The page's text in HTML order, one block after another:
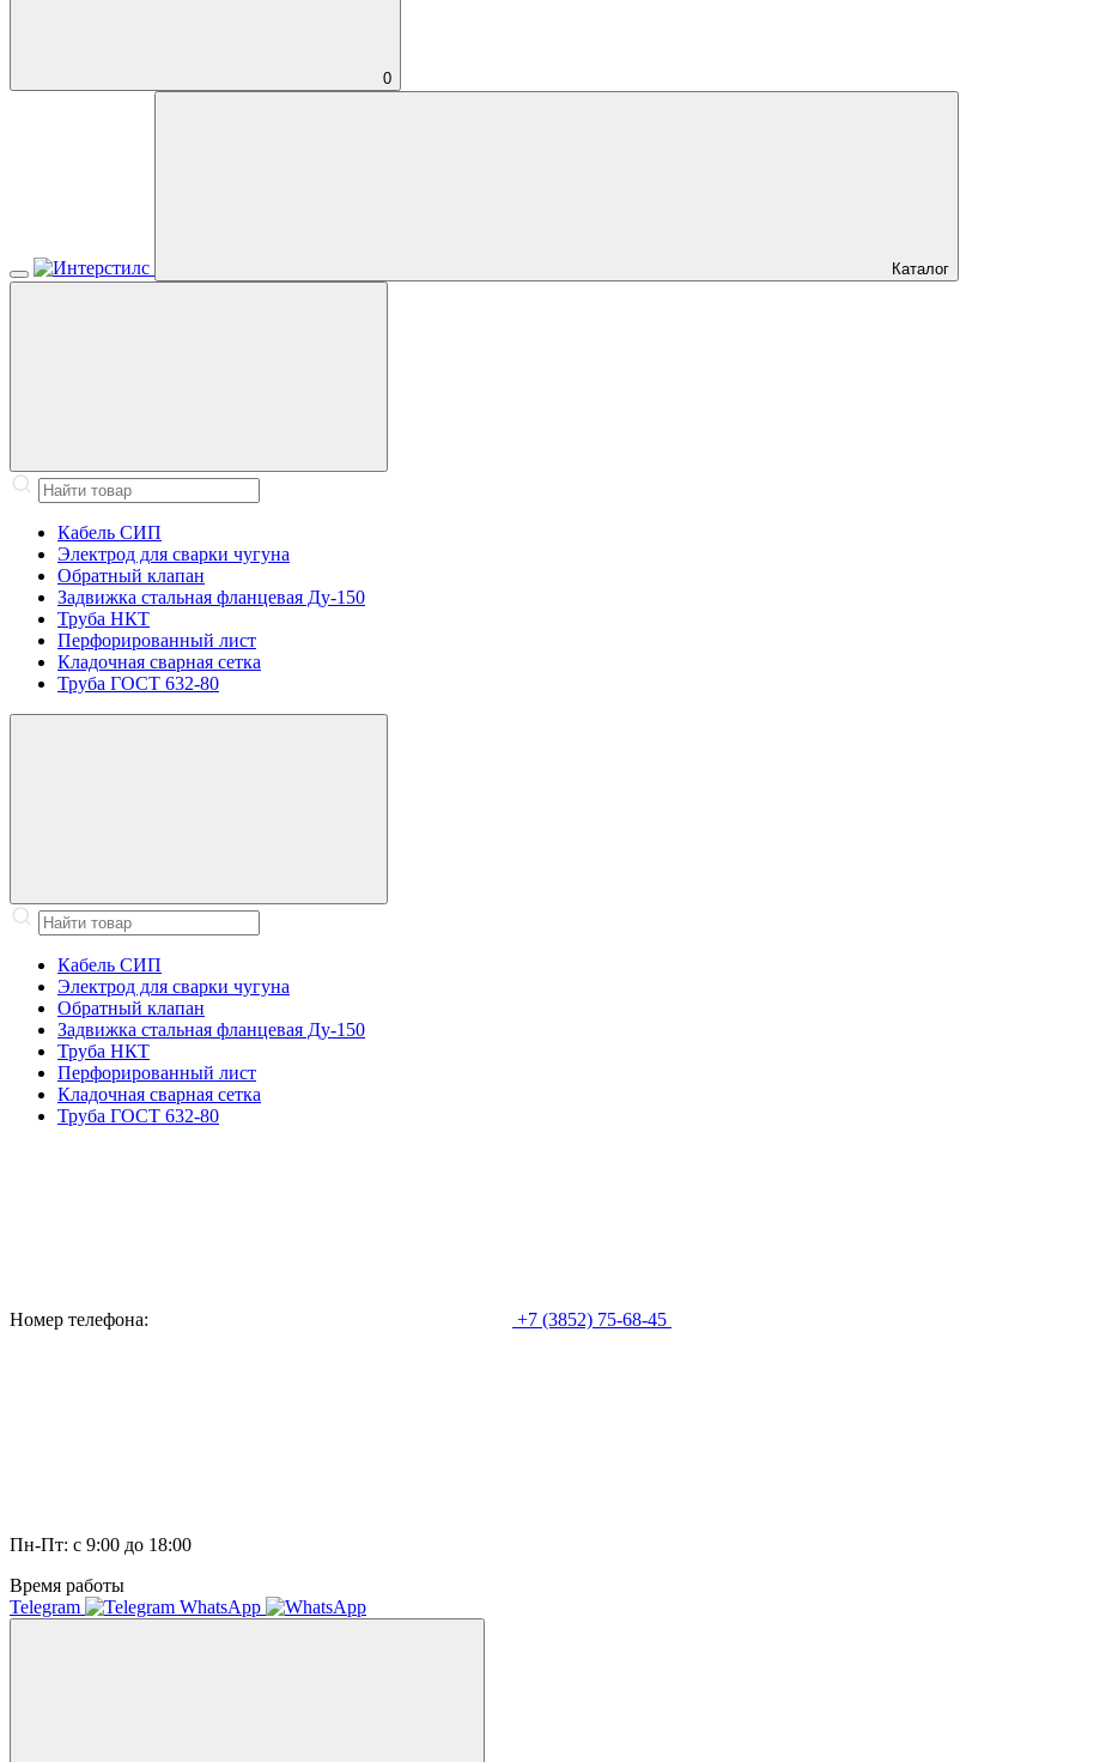
0
Каталог
Кабель СИП
Электрод для сварки чугуна
Обратный клапан
Задвижка стальная фланцевая Ду-150
Труба НКТ
Перфорированный лист
Кладочная сварная сетка
Труба ГОСТ 632-80
Кабель СИП
Электрод для сварки чугуна
Обратный клапан
Задвижка стальная фланцевая Ду-150
Труба НКТ
Перфорированный лист
Кладочная сварная сетка
Труба ГОСТ 632-80
Номер телефона: +7 (3852) 75-68-45
Пн-Пт: с 9:00 до 18:00
Время работы
Telegram
WhatsApp